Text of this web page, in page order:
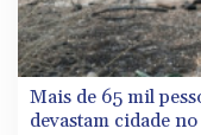
Mais de 65 mil
devastam cidade